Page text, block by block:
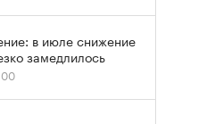
в июле снижение
замедлилось